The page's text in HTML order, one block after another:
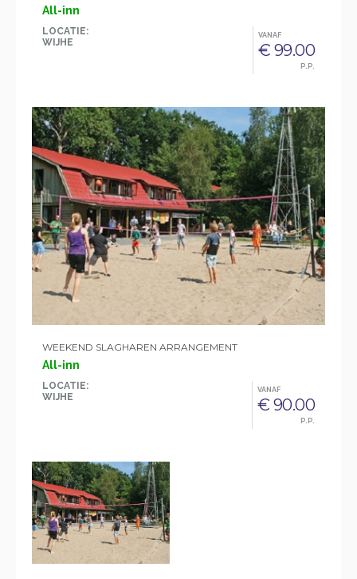
All-inn
LOCATIE:
WIJHE
VANAF
€ 99.00
P.P.
WEEKEND SLAGHAREN ARRANGEMENT
All-inn
LOCATIE:
WIJHE
VANAF
€ 90.00
P.P.